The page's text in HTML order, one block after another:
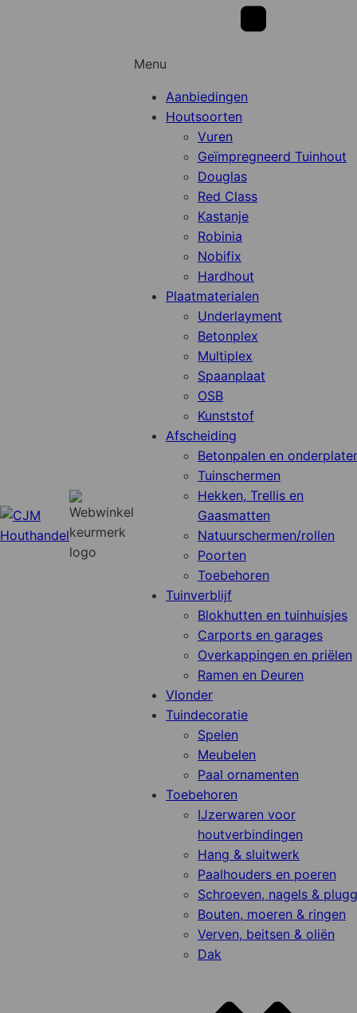
Menu
Aanbiedingen
Houtsoorten
Vuren
Geïmpregneerd Tuinhout
Douglas
Red Class
Kastanje
Robinia
Nobifix
Hardhout
Plaatmaterialen
Underlayment
Betonplex
Multiplex
Spaanplaat
OSB
Kunststof
Afscheiding
Betonpalen en
Tuinschermen
Hekken, Trellis en
Gaasmatten
Natuurschermen/rollen
Poorten
Toebehoren
Tuinverblijf
Blokhutten en tuinhuisjes
Carports en garages
Overkappingen en priëlen
Ramen en Deuren
Vlonder
Tuindecoratie
Spelen
Meubelen
Paal ornamenten
Toebehoren
IJzerwaren voor
houtverbindingen
Hang & sluitwerk
Paalhouders en poeren
Schroeven, nagels &
Bouten, moeren & ringen
Verven, beitsen & oliën
Dak